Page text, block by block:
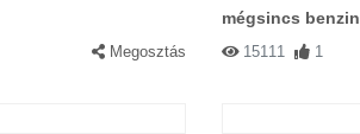
Megosztás
mégsincs benzin
15111 1